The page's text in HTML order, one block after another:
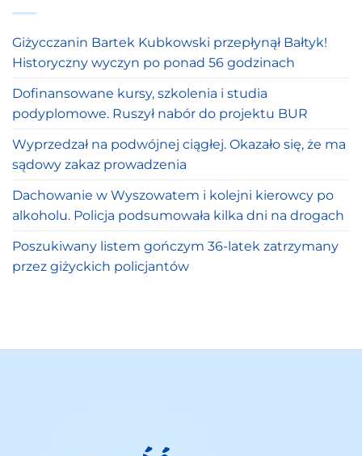
Giżycczanin Bartek Kubkowski przepłynął Bałtyk!
Historyczny wyczyn po ponad 56 godzinach
Dofinansowane kursy, szkolenia i studia
podyplomowe. Ruszył nabór do projektu BUR
Wyprzedzał na podwójnej ciągłej. Okazało się, że ma
sądowy zakaz prowadzenia
Dachowanie w Wyszowatem i kolejni kierowcy po
alkoholu. Policja podsumowała kilka dni na drogach
Poszukiwany listem gończym 36-latek zatrzymany
przez giżyckich policjantów